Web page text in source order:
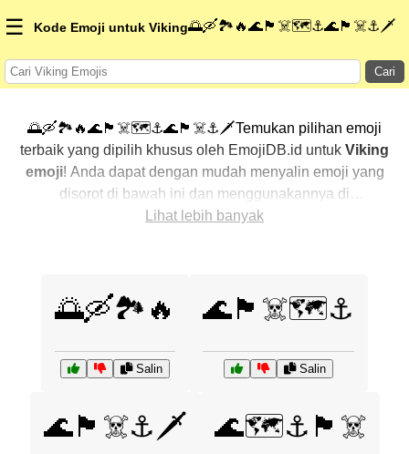
☰ Kode Emoji untuk Viking🌅🛶🏞️🔥🌊🏴‍☠️🗺️⚓🌊🏴‍☠️⚓🗡️
Cari
🌅🛶🏞️🔥🌊🏴‍☠️🗺️⚓🌊🏴‍☠️⚓🗡️Temukan pilihan emoji
terbaik yang dipilih khusus oleh EmojiDB.id untuk Viking
emoji! Anda dapat dengan mudah menyalin emoji yang
disorot di bawah ini dan menggunakannya di
percakapan Anda untuk menambahkan sentuhan
lainnya untuk menemukan cara baru dalam
mengekspresikan
Viking dengan emoji
Lihat lebih banyak
🌅🛶🏞️🔥
Salin
🌊🏴‍☠️🗺️⚓
Salin
🌊🏴‍☠️⚓🗡️ 🌊🗺️⚓🏴‍☠️